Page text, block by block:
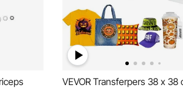
VEVOR Transferpers 38 x 38